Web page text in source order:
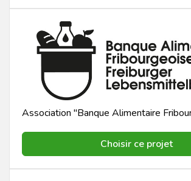
Association "Banque Alimentaire
Choisir ce projet